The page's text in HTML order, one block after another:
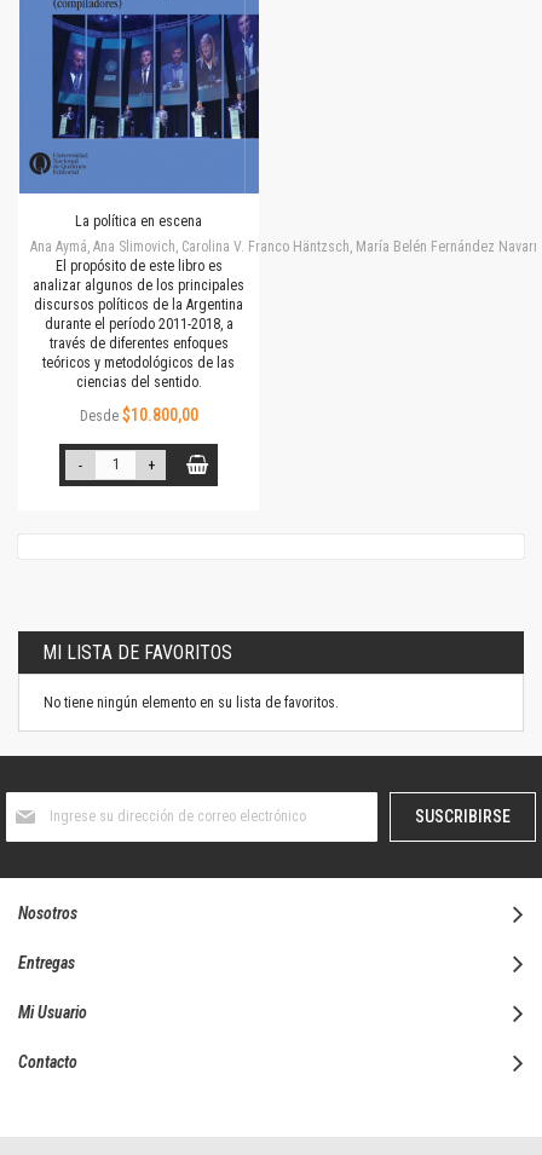
La política en escena
Ana Aymá, Ana Slimovich, Carolina V. Franco Häntzsch, María Belén Fernández
El propósito de este libro es
analizar algunos de los principales
discursos políticos de la Argentina
durante el período 2011-2018, a
través de diferentes enfoques
teóricos y metodológicos de las
ciencias del sentido.
Desde $10.800,00
- +
MI LISTA DE FAVORITOS
No tiene ningún elemento en su lista de favoritos.
boletín
SUSCRIBIRSE
Nosotros
Entregas
Mi Usuario
Contacto